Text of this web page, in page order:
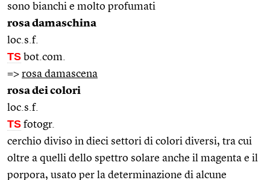
sono bianchi e molto profumati
rosa damaschina
loc.s.f.
TS bot.com.
=> rosa damascena
rosa dei colori
loc.s.f.
TS fotogr.
cerchio diviso in dieci settori di colori diversi, tra cui
oltre a quelli dello spettro solare anche il magenta e il
porpora, usato per la determinazione di alcune